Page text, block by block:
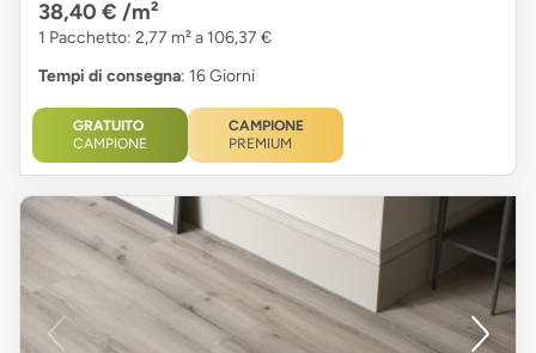
38,40 € /m²
1 Pacchetto: 2,77 m² a 106,37 €
Tempi di consegna: 16 Giorni
GRATUITO
CAMPIONE
CAMPIONE
PREMIUM